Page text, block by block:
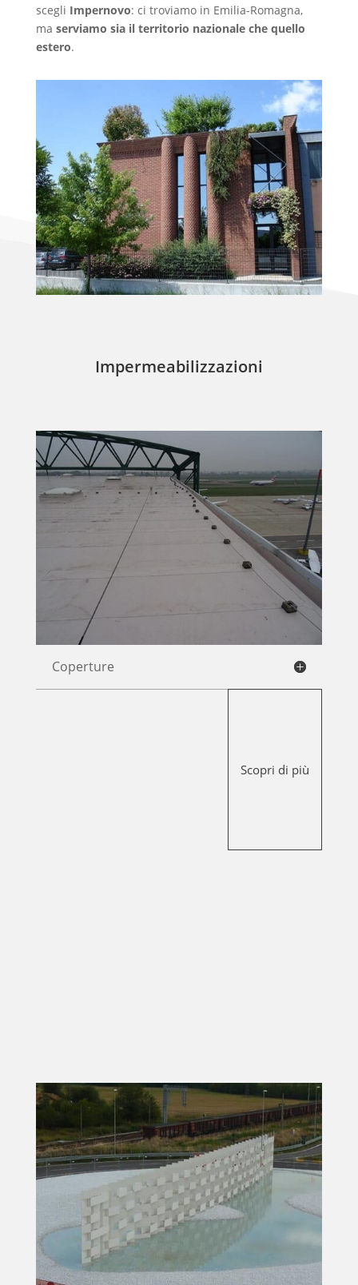
scegli Impernovo: ci troviamo in Emilia-Romagna,
ma serviamo sia il territorio nazionale che quello
estero.
Impermeabilizzazioni
Coperture
Scopri di più